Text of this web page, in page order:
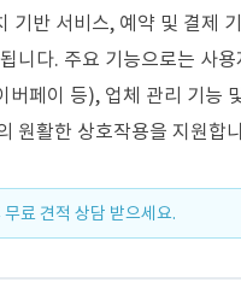
기반 서비스, 예약 및 결제
니다. 주요 기능으로는 사용
페이 등), 업체 관리 기능
원활한 상호작용을 지원합
료 견적 상담 받으세요.